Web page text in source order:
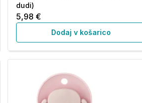
dudi)
5,98 €
Dodaj v košarico